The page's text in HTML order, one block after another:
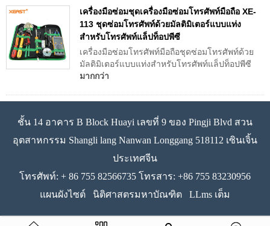
เครื่องมือซ่อมชุดเครื่องมือซ่อมโทรศัพท์มือถือ XE-
113 ชุดซ่อมโทรศัพท์ด้วยมัลติมิเตอร์แบบแท่ง
สำหรับโทรศัพท์แล็ปท็อปพีซี
เครื่องมือซ่อมโทรศัพท์มือถือชุดซ่อมโทรศัพท์ด้วย
มัลติมิเตอร์แบบแท่งสำหรับโทรศัพท์แล็ปท็อปพีซี
มากกว่า
ชั้น 14 อาคาร B Block Huayi เลขที่ 9 ของ Pingji Blvd สวน
อุตสาหกรรม Shangli lang Nanwan Longgang 518112 เซินเจิ้น
ประเทศจีน
โทรศัพท์: + 86 755 82566735 โทรสาร: +86 755 83230956
แผนผังไซต์
นิติศาสตรมหาบัณฑิต LLms เต็ม